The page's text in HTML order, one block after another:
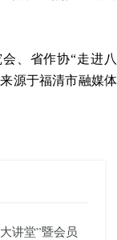
、省作协“走进八
源于福清市融媒体
讲堂”暨会员